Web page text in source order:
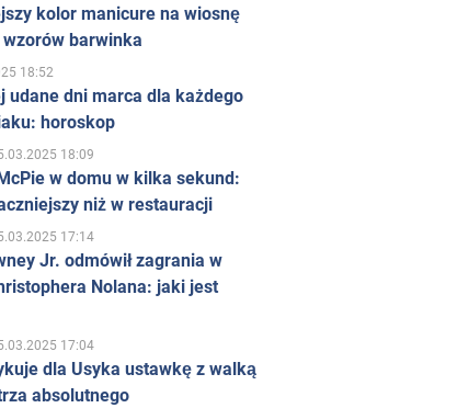
kolor manicure na wiosnę
barwinka
18:52
udane dni marca dla każdego
horoskop
18:09
w domu w kilka sekund:
niż w restauracji
17:14
Jr. odmówił zagrania w
Nolana: jaki jest
17:04
dla Usyka ustawkę z walką
absolutnego